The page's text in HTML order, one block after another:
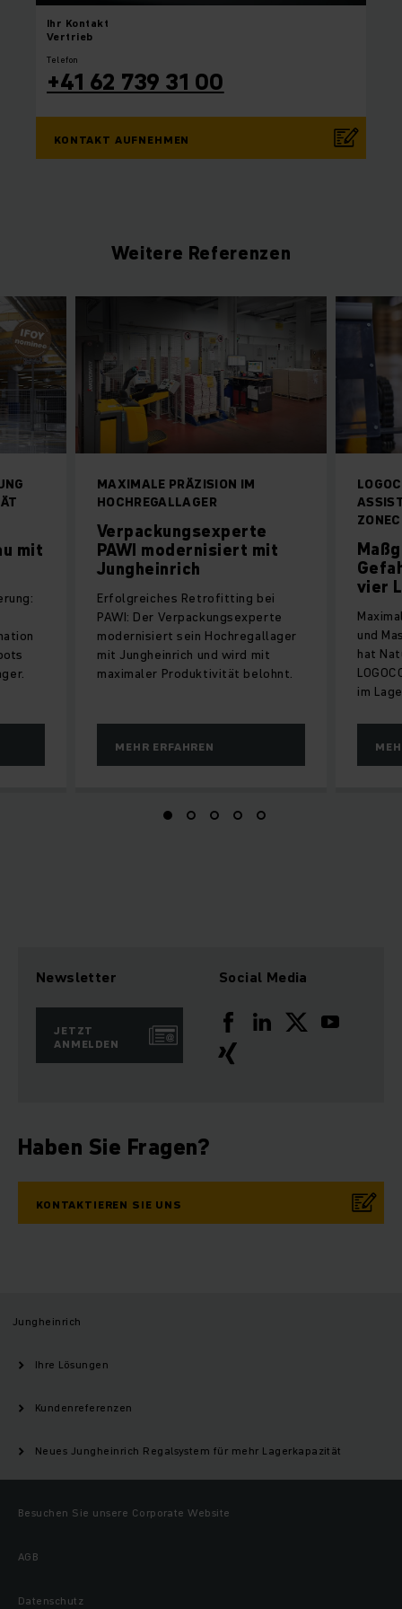
Ihr Kontakt
Vertrieb
Telefon
+41 62 739 31 00
KONTAKT AUFNEHMEN
Weitere Referenzen
MAXIMALE PRÄZISION IM
HOCHREGALLAGER
Verpackungsexperte
PAWI modernisiert mit
Jungheinrich
Erfolgreiches Retrofitting bei
PAWI: Der Verpackungsexperte
modernisiert sein Hochregallager
mit Jungheinrich und wird mit
maximaler Produktivität belohnt.
MEHR ERFAHREN
vier
und
hat
im
mit
Newsletter
JETZT
ANMELDEN
Social Media
Haben Sie Fragen?
KONTAKTIEREN SIE UNS
Jungheinrich
Ihre Lösungen
Kundenreferenzen
Neues Jungheinrich Regalsystem für mehr Lagerkapazität
Besuchen Sie unsere Corporate Website
AGB
Datenschutz